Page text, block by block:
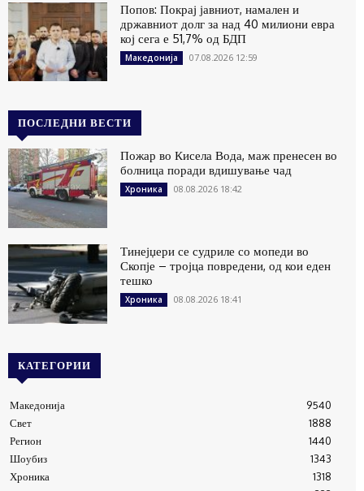
Попов: Покрај јавниот, намален и
државниот долг за над 40 милиони евра
кој сега е 51,7% од БДП
Македонија 07.08.2026 12:59
ПОСЛЕДНИ ВЕСТИ
Пожар во Кисела Вода, маж пренесен во
болница поради вдишување чад
Хроника 08.08.2026 18:42
Тинејџери се судриле со мопеди во
Скопје – тројца повредени, од кои еден
тешко
Хроника 08.08.2026 18:41
КАТЕГОРИИ
Македонија
9540
Свет
1888
Регион
1440
Шоубиз
1343
Хроника
1318